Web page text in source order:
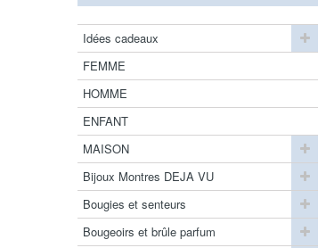
Idées cadeaux
FEMME
HOMME
ENFANT
MAISON
Bijoux Montres DEJA VU
Bougies et senteurs
Bougeoirs et brûle parfum